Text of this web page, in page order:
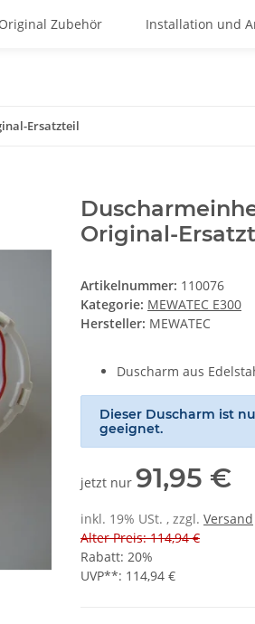
Original Zubehör Installation und
Ersatzteil
Original-
Artikelnummer: 110076
Kategorie: MEWATEC E300
Hersteller: MEWATEC
Duscharm aus
Dieser Duscharm ist
geeignet.
jetzt nur 91,95 €
inkl. 19% USt. , zzgl. Versand
Alter Preis: 114,94 €
Rabatt: 20%
UVP**: 114,94 €